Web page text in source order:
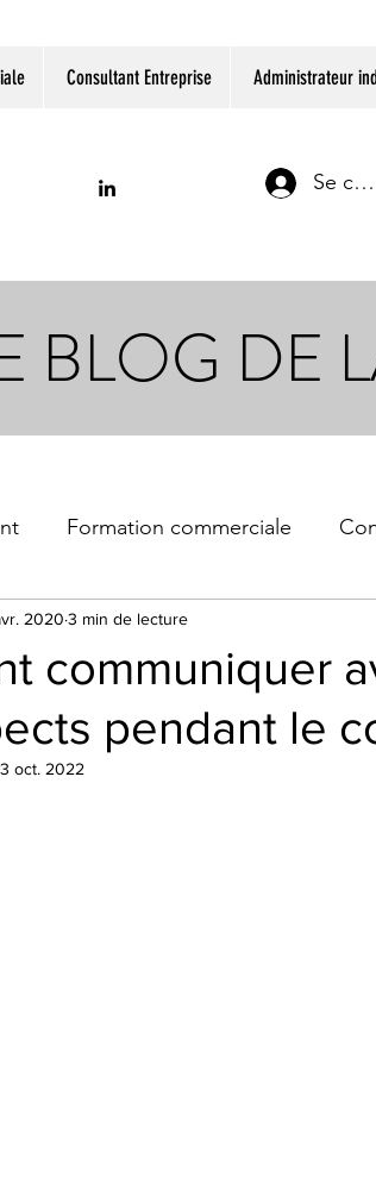
Consultant Entreprise Administrateur
Se
BLOG DE
Formation commerciale
communiquer
pendant le
2020 3 min de lecture
oct. 2022